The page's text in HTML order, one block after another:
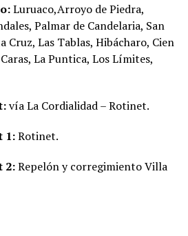
Luruaco,Arroyo de Piedra,
Palmar de Candelaria, San
Cruz, Las Tablas, Hibácharo, Cien
La Puntica, Los Límites,
vía La Cordialidad – Rotinet.
1:Rotinet.
2:Repelón y corregimiento Villa